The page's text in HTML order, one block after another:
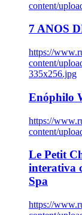
content/
7 ANOS
https://
content/
335x256.jpg
Enóphilo
https://
content/
Le Petit
interativa
Spa
https://